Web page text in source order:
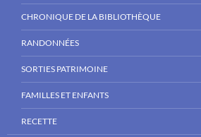
CHRONIQUE DE LA BIBLIOTHÈQUE
RANDONNÉES
SORTIES PATRIMOINE
FAMILLES ET ENFANTS
RECETTE